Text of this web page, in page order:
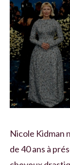
Nicole Kidman
de 40 ans à